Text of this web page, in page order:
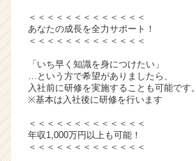
ト
チ
キ
ャ
リ
（C
h
e
＜＜＜＜＜＜＜＜＜＜＜＜＜
あなたの成長を全力サポート！
＜＜＜＜＜＜＜＜＜＜＜＜＜
「いち早く知識を身につけたい」
…という方で希望がありましたら、
入社前に研修を実施することも可能です。
※基本は入社後に研修を行います
＜＜＜＜＜＜＜＜＜＜＜＜＜
年収1,000万円以上も可能！
＜＜＜＜＜＜＜＜＜＜＜＜＜